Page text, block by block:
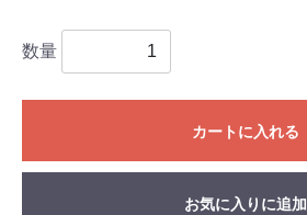
数量
カートに入れる
お気に入りに追加